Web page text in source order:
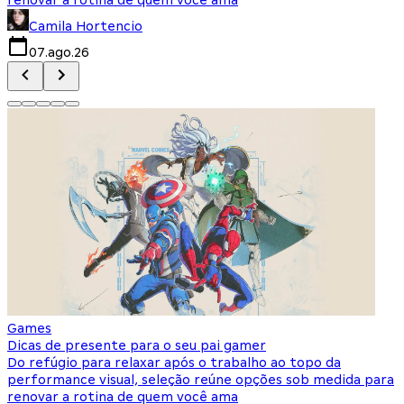
Camila Hortencio
07.ago.26
Games
Dicas de presente para o seu pai gamer
Do refúgio para relaxar após o trabalho ao topo da
performance visual, seleção reúne opções sob medida para
renovar a rotina de quem você ama